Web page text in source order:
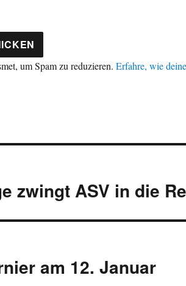
um Spam zu reduzieren.Erfahre, wie
zwingt ASV in die
am 12. Januar